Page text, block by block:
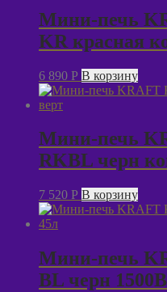
Мини-печь
KR красная
6 890 P В корзину
Мини-печь
RKBL черн
7 520 P В корзину
Мини-печь
BL черн